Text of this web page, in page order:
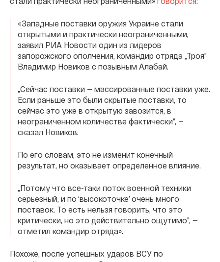
«Западные поставки оружия Украине стали
открытыми и практически неограниченными,
заявил РИА Новости один из лидеров
запорожского ополчения, командир отряда „Троя”
Владимир Новиков с позывным Алабай.
„Сейчас поставки — массированные поставки уже.
Если раньше это были скрытые поставки, то
сейчас это уже в открытую завозится, в
неограниченном количестве фактически”, —
сказал Новиков.
По его словам, это не изменит конечный
результат, но оказывает определенное влияние.
„Потому что все-таки поток военной техники
серьезный, и по ‘высокоточке’ очень много
поставок. То есть нельзя говорить, что это
критически, но это действительно ощутимо”, —
отметил командир отряда».
Похоже, после успешных ударов ВСУ по